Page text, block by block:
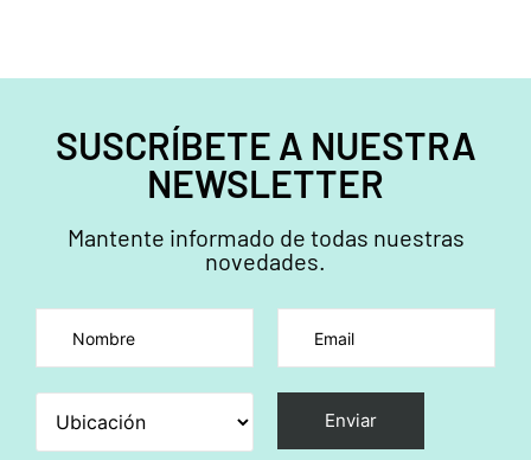
SUSCRÍBETE A NUESTRA
NEWSLETTER
Mantente informado de todas nuestras
novedades.
Por favor, deja este campo vacío.